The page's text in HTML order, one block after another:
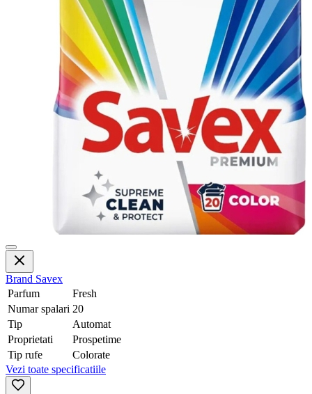
Brand Savex
Parfum
Fresh
Numar spalari 20
Tip
Automat
Proprietati
Prospetime
Tip rufe
Colorate
Vezi toate specificatiile